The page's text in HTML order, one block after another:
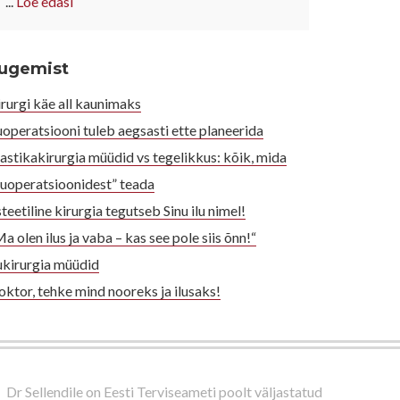
käe all kaunimaks
tuleb aegsasti ette planeerida
müüdid vs tegelikkus: kõik, mida
teada
kirurgia tegutseb Sinu ilu nimel!
olen ilus ja vaba – kas see pole siis õnn!“
müüdid
tehke mind nooreks ja ilusaks!
Dr Sellendile on Eesti Terviseameti poolt väljastatud